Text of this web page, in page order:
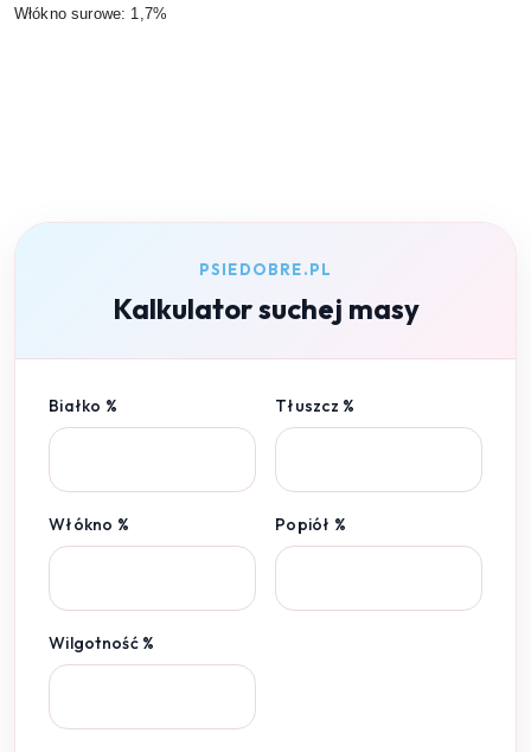
Włókno surowe: 1,7%
PSIEDOBRE.PL
Kalkulator suchej masy
Białko % Tłuszcz %
Włókno % Popiół %
Wilgotność %